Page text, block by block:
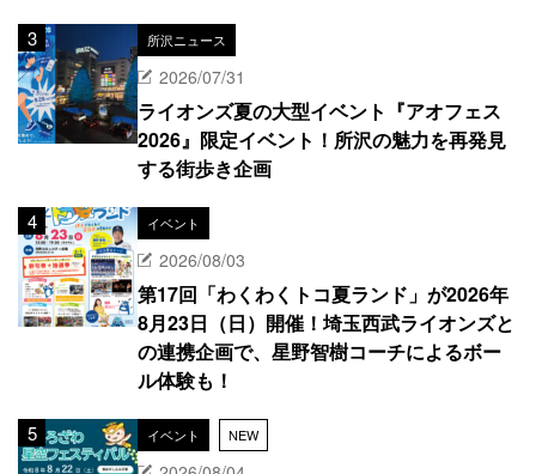
所沢ニュース
2026/07/31
ライオンズ夏の大型イベント『アオフェス
2026』限定イベント！所沢の魅力を再発見
する街歩き企画
イベント
2026/08/03
第17回「わくわくトコ夏ランド」が2026年
8月23日（日）開催！埼玉西武ライオンズと
の連携企画で、星野智樹コーチによるボー
ル体験も！
イベント NEW